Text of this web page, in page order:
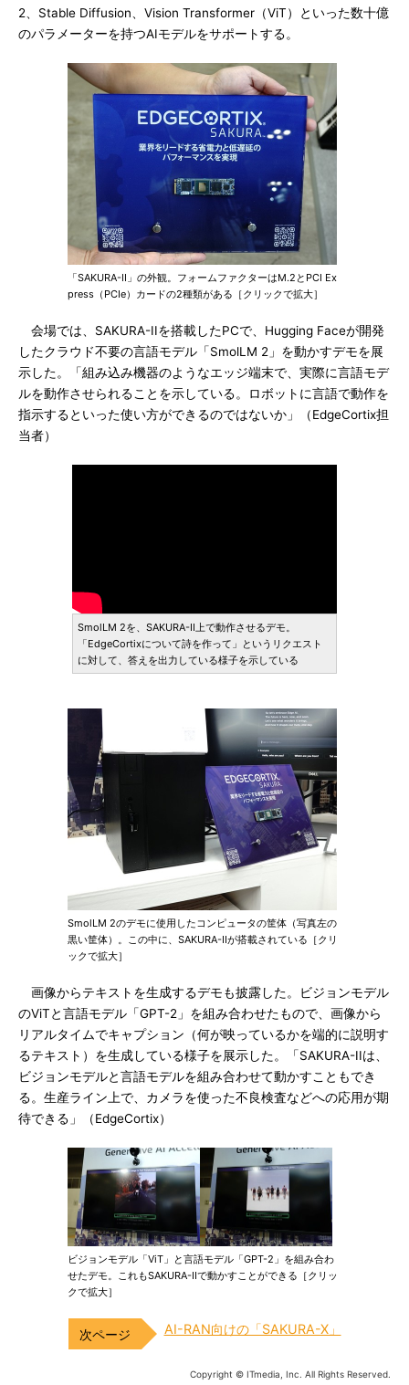
2、Stable Diffusion、Vision Transformer（ViT）といった数十億
のパラメーターを持つAIモデルをサポートする。
「SAKURA-II」の外観。フォームファクターはM.2とPCI Ex
press（PCIe）カードの2種類がある［クリックで拡大］
会場では、SAKURA-IIを搭載したPCで、Hugging Faceが開発
したクラウド不要の言語モデル「SmolLM 2」を動かすデモを展
示した。「組み込み機器のようなエッジ端末で、実際に言語モデ
ルを動作させられることを示している。ロボットに言語で動作を
指示するといった使い方ができるのではないか」（EdgeCortix担
当者）
SmolLM 2を、SAKURA-II上で動作させるデモ。
「EdgeCortixについて詩を作って」というリクエスト
に対して、答えを出力している様子を示している
SmolLM 2のデモに使用したコンピュータの筐体（写真左の
黒い筐体）。この中に、SAKURA-IIが搭載されている［クリ
ックで拡大］
画像からテキストを生成するデモも披露した。ビジョンモデル
のViTと言語モデル「GPT-2」を組み合わせたもので、画像から
リアルタイムでキャプション（何が映っているかを端的に説明す
るテキスト）を生成している様子を展示した。「SAKURA-IIは、
ビジョンモデルと言語モデルを組み合わせて動かすこともでき
る。生産ライン上で、カメラを使った不良検査などへの応用が期
待できる」（EdgeCortix）
ビジョンモデル「ViT」と言語モデル「GPT-2」を組み合わ
せたデモ。これもSAKURA-IIで動かすことができる［クリッ
クで拡大］
AI-RAN向けの「SAKURA-X」
Copyright © ITmedia, Inc. All Rights Reserved.